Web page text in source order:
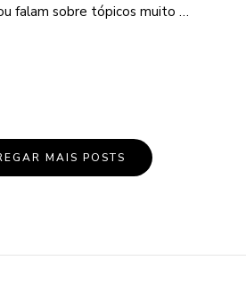
falam sobre tópicos muito …
MAIS POSTS